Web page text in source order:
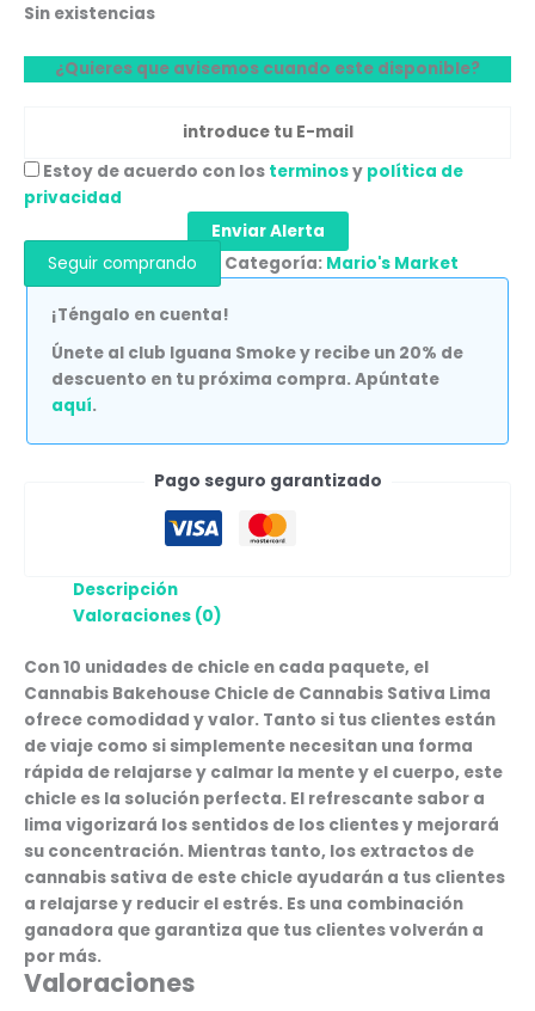
Sin existencias
¿Quieres que avisemos cuando este disponible?
Estoy de acuerdo con los terminosy política de
privacidad
Enviar Alerta
Seguir comprando
Categoría: Mario's Market
¡Téngalo en cuenta!
Únete al club Iguana Smoke y recibe un 20% de
descuento en tu próxima compra. Apúntate
aquí.
Pago seguro garantizado
Descripción
Valoraciones (0)
Con 10 unidades de chicle en cada paquete, el
Cannabis Bakehouse Chicle de Cannabis Sativa Lima
ofrece comodidad y valor. Tanto si tus clientes están
de viaje como si simplemente necesitan una forma
rápida de relajarse y calmar la mente y el cuerpo, este
chicle es la solución perfecta. El refrescante sabor a
lima vigorizará los sentidos de los clientes y mejorará
su concentración. Mientras tanto, los extractos de
cannabis sativa de este chicle ayudarán a tus clientes
a relajarse y reducir el estrés. Es una combinación
ganadora que garantiza que tus clientes volverán a
por más.
Valoraciones